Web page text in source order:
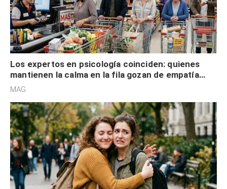
Los expertos en psicología coinciden: quienes
mantienen la calma en la fila gozan de empatía
cognitiva, gratitud y no solo tienen autocontrol
MAG.